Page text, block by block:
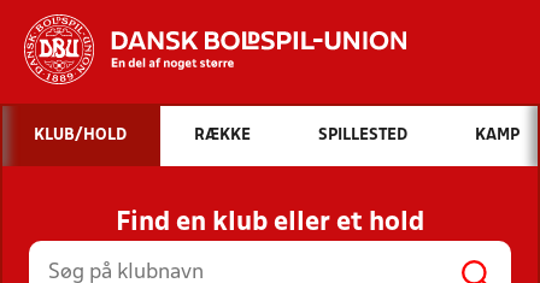
Hvad vil du søge efter?
INDHOLD OG NYHEDER
STILLINGER, RESULTATER, KLUBBER OG
HOLD
KLUB/HOLD RÆKKE SPILLESTED KAMP
Find en klub eller et hold